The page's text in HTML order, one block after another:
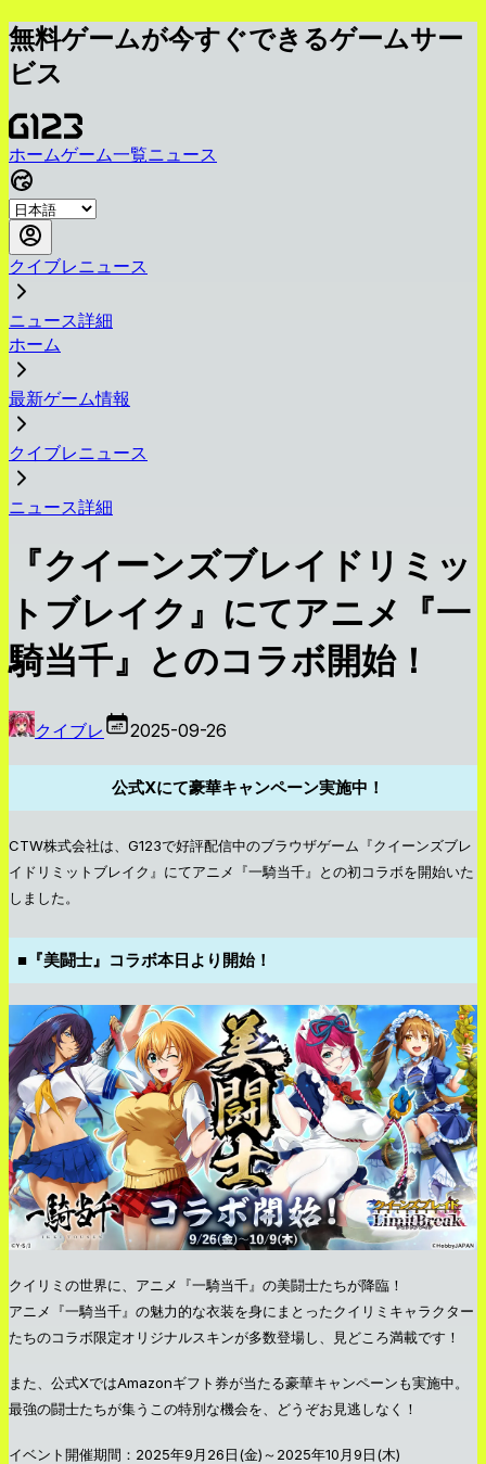
無料ゲームが今すぐできるゲームサー
ビス
ホームゲーム一覧ニュース
クイブレニュース
ニュース詳細
ホーム
最新ゲーム情報
クイブレニュース
ニュース詳細
『クイーンズブレイドリミッ
トブレイク』にてアニメ『一
騎当千』とのコラボ開始！
クイブレ 2025-09-26
公式Xにて豪華キャンペーン実施中！
CTW株式会社は、G123で好評配信中のブラウザゲーム『クイーンズブレ
イドリミットブレイク』にてアニメ『一騎当千』との初コラボを開始いた
しました。
■『美闘士』コラボ本日より開始！
クイリミの世界に、アニメ『一騎当千』の美闘士たちが降臨！
アニメ『一騎当千』の魅力的な衣装を身にまとったクイリミキャラクター
たちのコラボ限定オリジナルスキンが多数登場し、見どころ満載です！
また、公式XではAmazonギフト券が当たる豪華キャンペーンも実施中。
最強の闘士たちが集うこの特別な機会を、どうぞお見逃しなく！
イベント開催期間：2025年9月26日(金)～2025年10月9日(木)